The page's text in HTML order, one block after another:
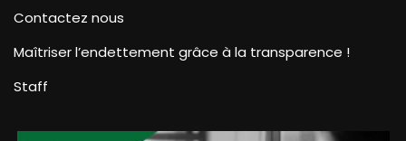
Contactez nous
Maîtriser l’endettement grâce à la transparence !
Staff